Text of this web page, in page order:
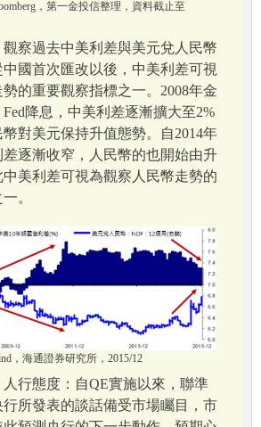
，第一金投信整理，資料截止至
觀察過去中美利差與美元兌人民幣
國首次匯改以後，中美利差可視
的重要觀察指標之一。2008年金
降息，中美利差逐漸擴大至2%
幣對美元保持升值態勢。自2014年
差逐漸收窄，人民幣的也開始由升
美利差可視為觀察人民幣走勢的
。
，海通證券研究所，2015/12
人行態度：自QE實施以來，聯準
所發表的談話備受市場矚目，市